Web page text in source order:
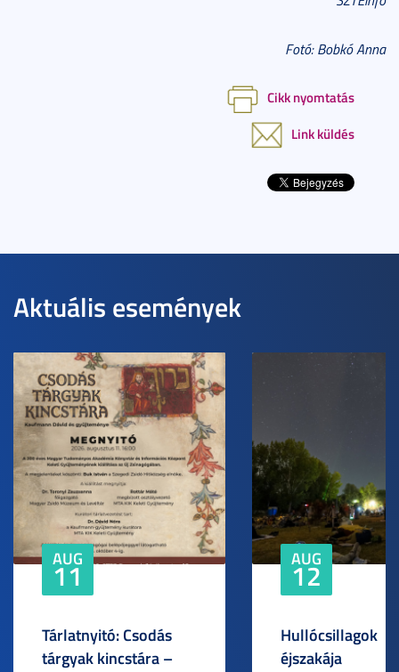
Fotó: Bobkó Anna
Cikk nyomtatás
Link küldés
Aktuális események
AUG
11
Tárlatnyitó: Csodás
tárgyak kincstára –
AUG
12
Hullócsillagok
éjszakája